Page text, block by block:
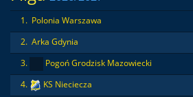
1. Polonia Warszawa
2.
Arka Gdynia
3.
Pogoń Grodzisk Mazowiecki
4.
KS Nieciecza